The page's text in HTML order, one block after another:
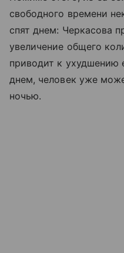
свободного времени
спят днем: Черкасова
увеличение общего
приводит к ухудшению
днем, человек уже
ночью.